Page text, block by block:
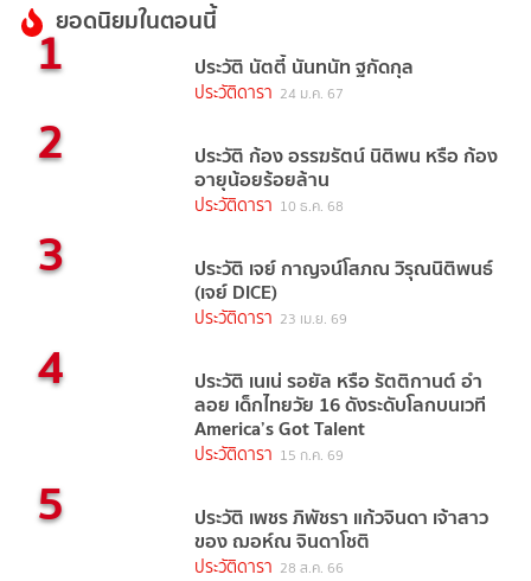
ยอดนิยมในตอนนี้
1 ประวัติ นัตตี้ นันทนัท ฐกัดกุล
ประวัติดารา 24 ม.ค. 67
2 ประวัติ ก้อง อรรฆรัตน์ นิติพน หรือ ก้อง
อายุน้อยร้อยล้าน
ประวัติดารา 10 ธ.ค. 68
3 ประวัติ เจย์ กาญจน์โสภณ วิรุณนิติพนธ์
(เจย์ DICE)
ประวัติดารา 23 เม.ย. 69
4 ประวัติ เนเน่ รอยัล หรือ รัตติกานต์ อำ
ลอย เด็กไทยวัย 16 ดังระดับโลกบนเวที
America’s Got Talent
ประวัติดารา 15 ก.ค. 69
5 ประวัติ เพชร ภิพัชรา แก้วจินดา เจ้าสาว
ของ ฌอห์ณ จินดาโชติ
ประวัติดารา 28 ส.ค. 66